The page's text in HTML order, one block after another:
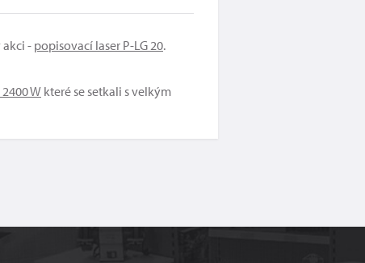
- popisovací laser P-LG 20.
2400 Wkteré se setkali s velkým